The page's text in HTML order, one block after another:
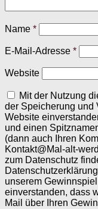
Name *
E-Mail-Adresse *
Website
Mit der Nutzung
der Speicherung und
Website
und einen
(dann auch Ihren
Kontakt@Mal-alt-
zum Datenschutz
unserem
einverstanden, dass
Mail über Ihren